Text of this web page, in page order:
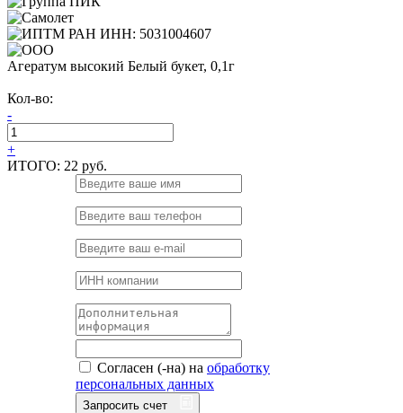
Агератум высокий Белый букет, 0,1г
Кол-во:
-
+
ИТОГО: 22 руб.
Согласен (-на) на обработку
персональных данных
Запросить счет